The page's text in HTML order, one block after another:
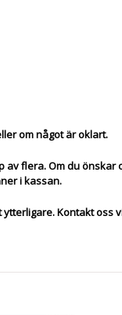
om något är oklart.
av flera. Om du
i kassan.
ytterligare. Kontakt